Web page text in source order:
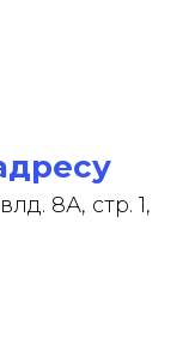
влд. 8А, стр. 1,